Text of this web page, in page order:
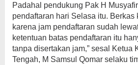
Padahal pendukung Pak H
pendaftaran hari Selasa itu. Berkas
karena jam pendaftaran sudah
ketentuan batas pendaftaran itu
tanpa disertakan jam,” sesal Ketua
Tengah, M Samsul Qomar selaku